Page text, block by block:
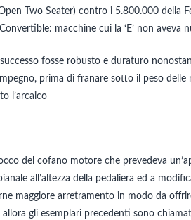
Two Seater) contro i 5.800.000 della
macchine cui la ‘E’ non aveva
fosse robusto e duraturo
prima di franare sotto il peso
l’arcaico
del cofano motore che prevedeva
all’altezza della pedaliera ed a
maggiore arretramento in modo da
gli esemplari precedenti sono